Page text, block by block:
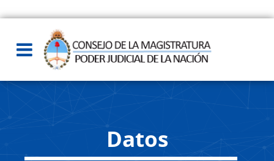
Datos